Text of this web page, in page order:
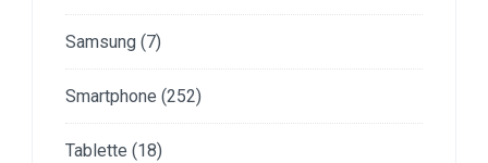
Samsung (7)
Smartphone (252)
Tablette (18)